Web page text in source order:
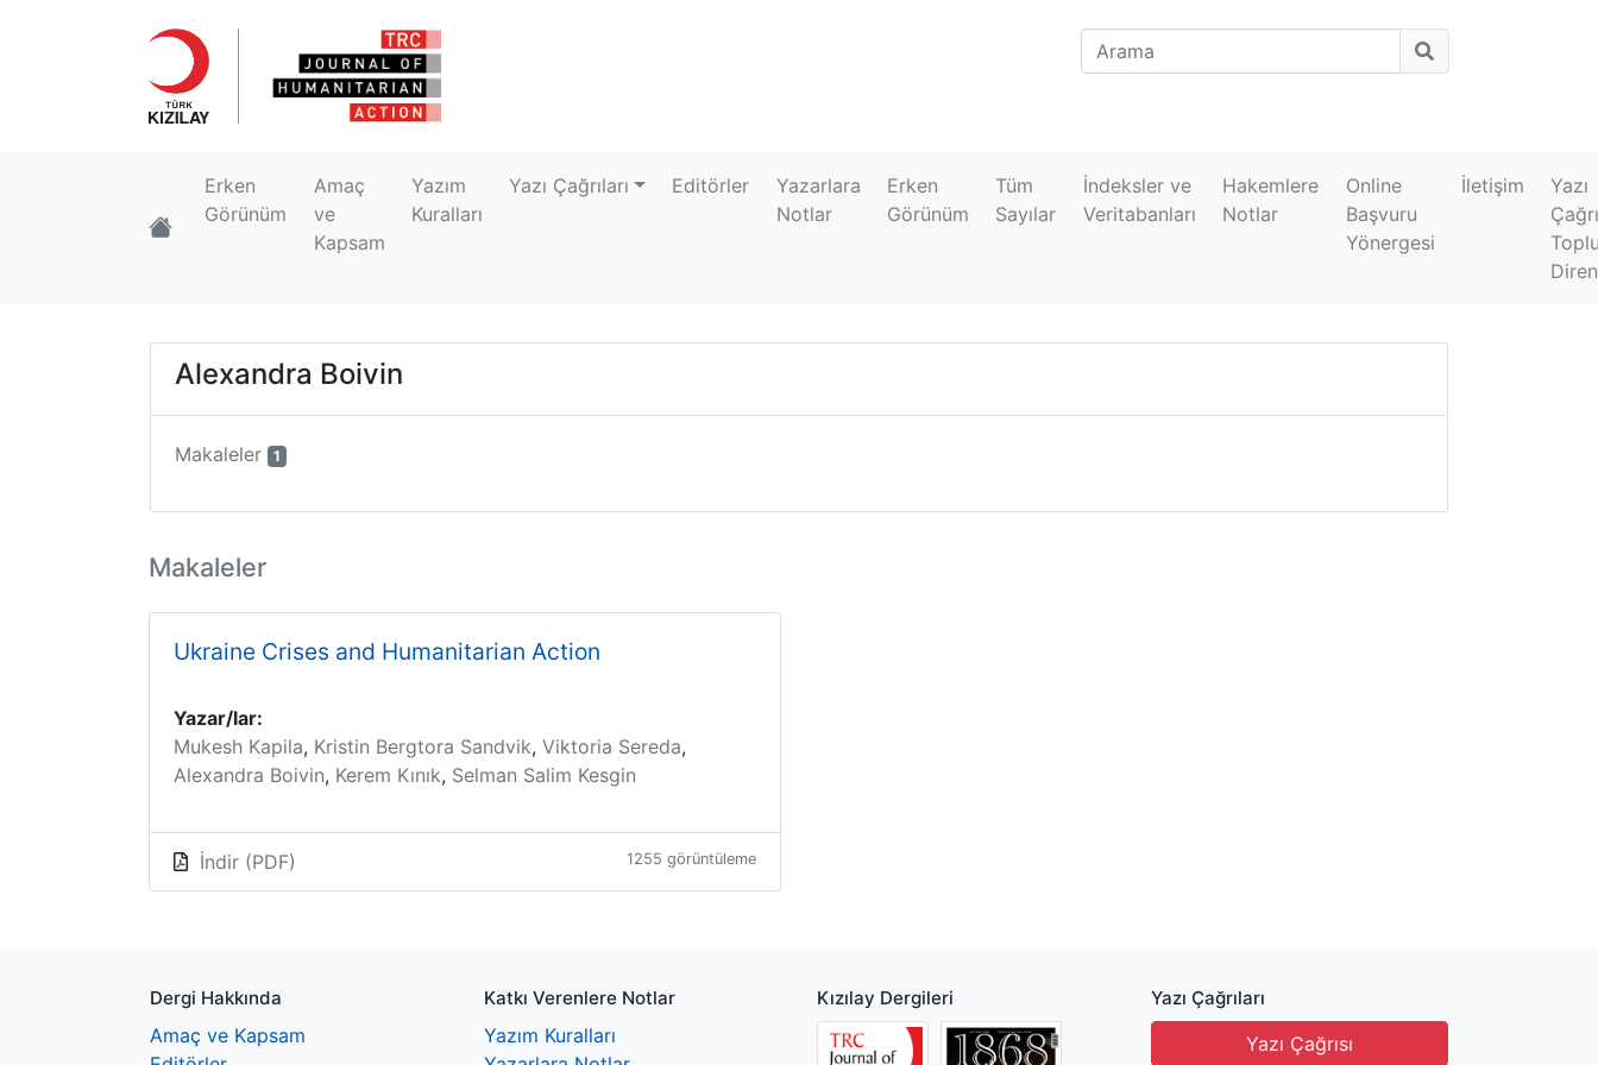
Erken
Görünüm
Amaç
ve
Kapsam
Yazım
Kuralları
Yazı Çağrıları Editörler
Yazarlara
Notlar
Erken
Görünüm
Tüm
Sayılar
İndeksler ve
Veritabanları
Hakemlere
Notlar
Online
Başvuru
Yönergesi
İletişim
Yazı
Alexandra Boivin
Makaleler 1
Makaleler
Ukraine Crises and Humanitarian Action
Yazar/lar:
Mukesh Kapila, Kristin Bergtora Sandvik, Viktoria Sereda,
Alexandra Boivin, Kerem Kınık, Selman Salim Kesgin
İndir (PDF) 1255 görüntüleme
Dergi Hakkında
Amaç ve Kapsam
Katkı Verenlere Notlar
Yazım Kuralları
Kızılay Dergileri Yazı Çağrıları
Yazı Çağrısı